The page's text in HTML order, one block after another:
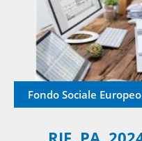
Fondo Sociale Europeo